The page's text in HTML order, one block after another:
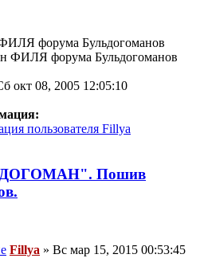
форума Бульдогоманов
окт 08, 2005 12:05:10
пользователя Fillya
Пошив
Fillya » Вс мар 15, 2015 00:53:45